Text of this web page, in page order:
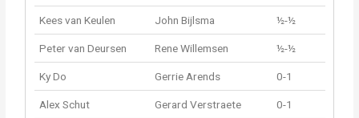
Kees van Keulen John Bijlsma ½-½
Peter van Deursen Rene Willemsen ½-½
Ky Do Gerrie Arends 0-1
Alex Schut Gerard Verstraete 0-1